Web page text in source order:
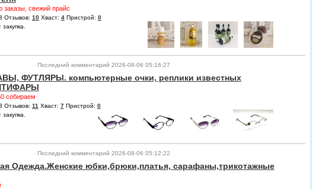
свежий прайс
Отзывов: 10Хваст: 4Пристрой: 0
Последний комментарий 2026-08-06 05:16:27
ФУТЛЯРЫ. компьютерные очки, реплики известных
собираем
Отзывов: 11 Хваст: 7Пристрой: 0
Последний комментарий 2026-08-06 05:12:22
Одежда.Женские юбки,брюки,платья, сарафаны,трикотажные